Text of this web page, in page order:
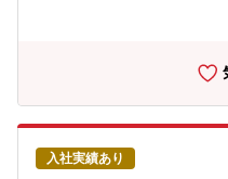
クトに関与できます。・民間
のプロジェクトに参加しなが
行・新たなテクノロジーの普
増しています。これらの顧客
を目指しています。【募集職
見を常に高められる知的好奇
え抜けること。・プロフェッ
チームプレーを大切にできる
て国内外で第一人者としてご
入社実績あり